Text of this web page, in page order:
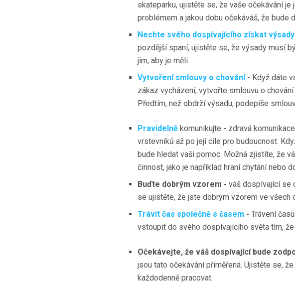
skateparku, ujistěte se, že vaše očekávání je
problémem a jakou dobu očekáváš, že bude
Nechte svého dospívajícího získat výsady
pozdější spaní, ujistěte se, že výsady musí
jim, aby je měli.
Vytvoření smlouvy o chování- Když dáte
zákaz vycházení, vytvořte smlouvu o
Předtím, než obdrží výsadu, podepíše
Pravidelně komunikujte - zdravá
vrstevníků až po její cíle pro budoucnost.
bude hledat vaši pomoc. Možná zjistíte, že
činnost, jako je například hraní chytání nebo
Buďte dobrým vzorem - váš dospívající se
se ujistěte, že jste dobrým vzorem ve všech
Trávit čas společně s časem - Trávení
vstoupit do svého dospívajícího světa tím,
Očekávejte, že váš dospívající bude
jsou tato očekávání přiměřená. Ujistěte se,
každodenně pracovat.